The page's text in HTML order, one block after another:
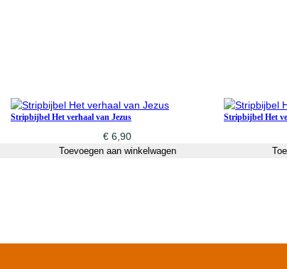
Stripbijbel Het verhaal van Jezus
€ 6,90
Toevoegen aan winkelwagen
Stripbijbel Het